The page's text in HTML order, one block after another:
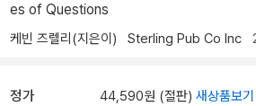
es of Questions
케빈 즈렐리(지은이) Sterling Pub Co Inc
정가 44,590원 (절판) 새상품보기